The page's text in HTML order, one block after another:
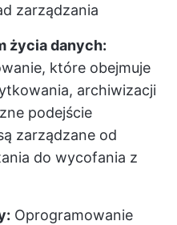
zarządzania
życia danych:
które obejmuje
archiwizacji
podejście
zarządzane od
do wycofania z
Oprogramowanie